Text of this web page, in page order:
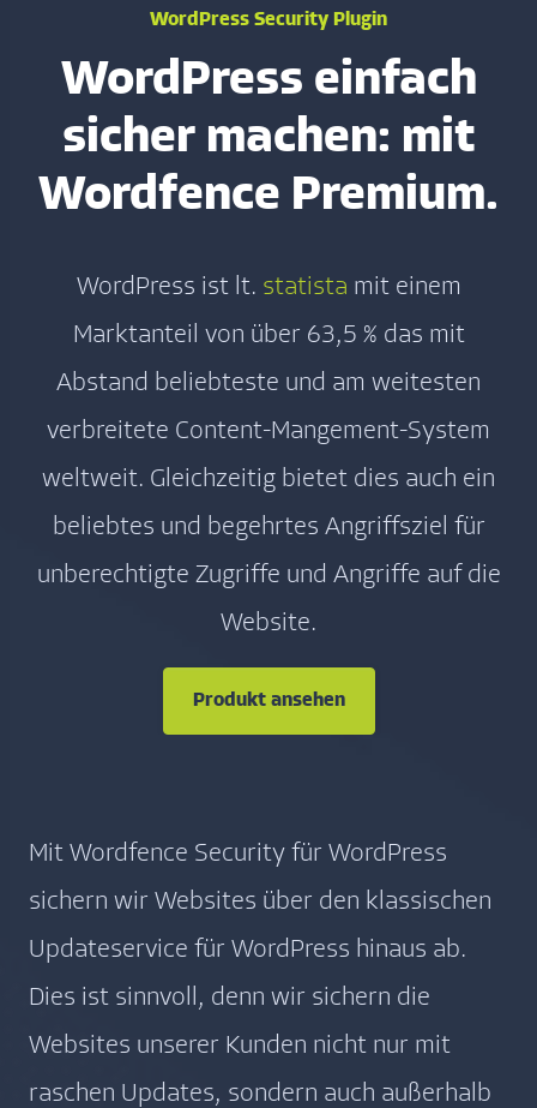
WordPress Security Plugin
WordPress einfach
sicher machen: mit
Wordfence Premium.
WordPress ist lt. statista mit einem
Marktanteil von über 63,5 % das mit
Abstand beliebteste und am weitesten
verbreitete Content-Mangement-System
weltweit. Gleichzeitig bietet dies auch ein
beliebtes und begehrtes Angriffsziel für
unberechtigte Zugriffe und Angriffe auf die
Website.
Produkt ansehen
Mit Wordfence Security für WordPress
sichern wir Websites über den klassischen
Updateservice für WordPress hinaus ab.
Dies ist sinnvoll, denn wir sichern die
Websites unserer Kunden nicht nur mit
raschen Updates, sondern auch außerhalb